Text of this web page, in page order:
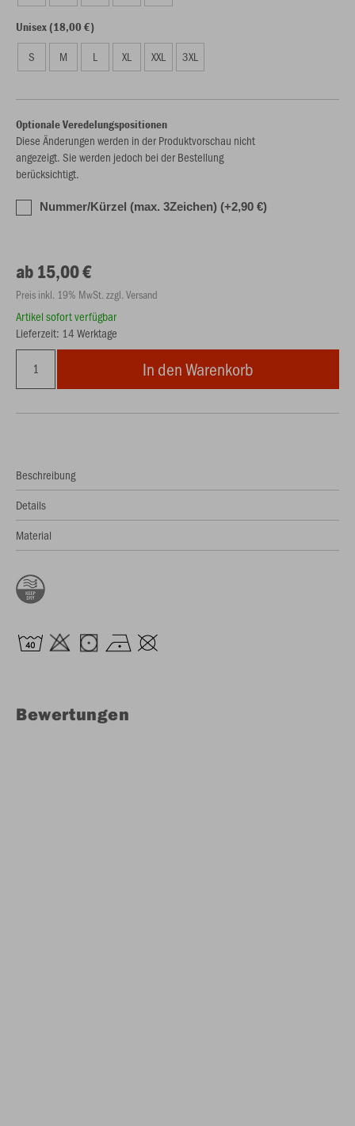
Unisex (18,00 €)
S M L XL XXL 3XL
Optionale Veredelungspositionen
Diese Änderungen werden in der Produktvorschau nicht
angezeigt. Sie werden jedoch bei der Bestellung
berücksichtigt.
Nummer/Kürzel (max. 3Zeichen) (+2,90 €)
ab 15,00 €
Preis inkl. 19% MwSt. zzgl. Versand
Artikel sofort verfügbar
Lieferzeit: 14 Werktage
In den Warenkorb
Beschreibung
Details
Material
Bewertungen